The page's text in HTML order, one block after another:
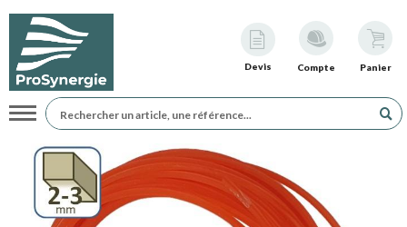
Devis Compte Panier
Navigation